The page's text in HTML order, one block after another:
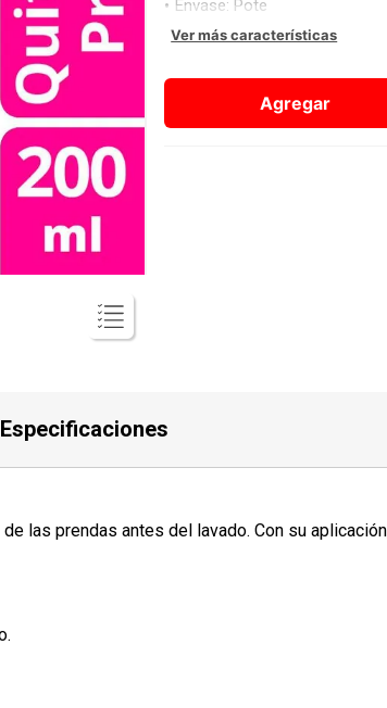
Envase: Pote
Ver más características
Agregar
Especificaciones
las prendas antes del lavado. Con su